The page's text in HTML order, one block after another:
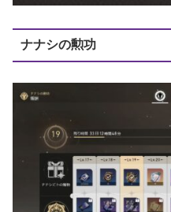
ナナシの勲功